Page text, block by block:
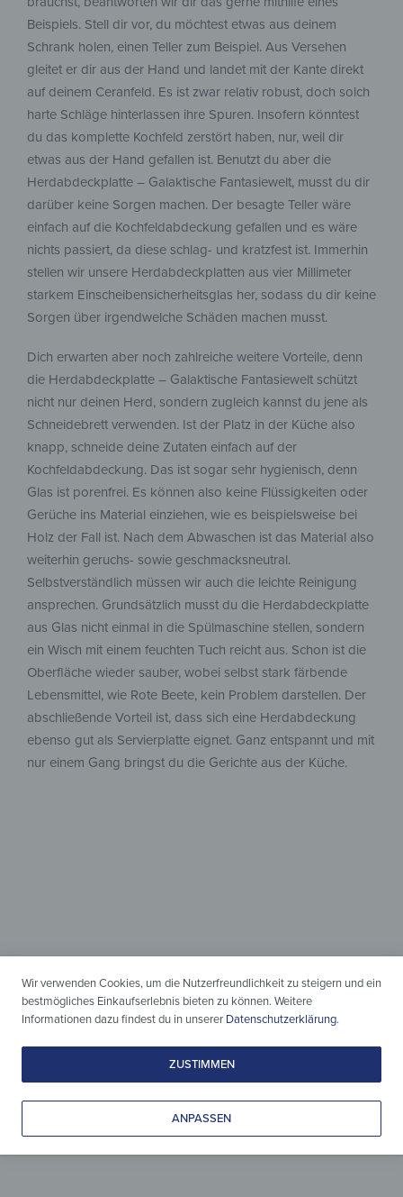
Beispiels. Stell dir vor, du möchtest etwas aus deinem
Schrank holen, einen Teller zum Beispiel. Aus Versehen
gleitet er dir aus der Hand und landet mit der Kante direkt
auf deinem Ceranfeld. Es ist zwar relativ robust, doch solch
harte Schläge hinterlassen ihre Spuren. Insofern könntest
du das komplette Kochfeld zerstört haben, nur, weil dir
etwas aus der Hand gefallen ist. Benutzt du aber die
Herdabdeckplatte – Galaktische Fantasiewelt, musst du dir
darüber keine Sorgen machen. Der besagte Teller wäre
einfach auf die Kochfeldabdeckung gefallen und es wäre
nichts passiert, da diese schlag- und kratzfest ist. Immerhin
stellen wir unsere Herdabdeckplatten aus vier Millimeter
starkem Einscheibensicherheitsglas her, sodass du dir keine
Sorgen über irgendwelche Schäden machen musst.
Dich erwarten aber noch zahlreiche weitere Vorteile, denn
die Herdabdeckplatte – Galaktische Fantasiewelt schützt
nicht nur deinen Herd, sondern zugleich kannst du jene als
Schneidebrett verwenden. Ist der Platz in der Küche also
knapp, schneide deine Zutaten einfach auf der
Kochfeldabdeckung. Das ist sogar sehr hygienisch, denn
Glas ist porenfrei. Es können also keine Flüssigkeiten oder
Gerüche ins Material einziehen, wie es beispielsweise bei
Holz der Fall ist. Nach dem Abwaschen ist das Material also
weiterhin geruchs- sowie geschmacksneutral.
Selbstverständlich müssen wir auch die leichte Reinigung
ansprechen. Grundsätzlich musst du die Herdabdeckplatte
aus Glas nicht einmal in die Spülmaschine stellen, sondern
ein Wisch mit einem feuchten Tuch reicht aus. Schon ist die
Oberfläche wieder sauber, wobei selbst stark färbende
Lebensmittel, wie Rote Beete, kein Problem darstellen. Der
abschließende Vorteil ist, dass sich eine Herdabdeckung
ebenso gut als Servierplatte eignet. Ganz entspannt und mit
nur einem Gang bringst du die Gerichte aus der Küche.
Einteilig &
Zweiteilig
Moderner Schutz
für den Herd
Wir verwenden Cookies, um die Nutzerfreundlichkeit zu steigern und ein
bestmögliches Einkaufserlebnis bieten zu können. Weitere
Informationen dazu findest du in unserer Datenschutzerklärung.
ZUSTIMMEN
ANPASSEN